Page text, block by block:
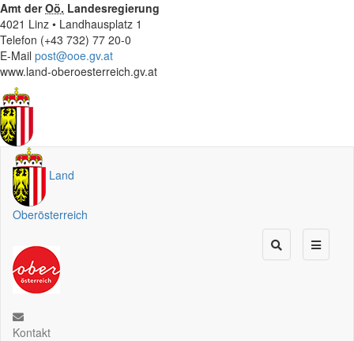
Amt derOö. Landesregierung
4021 Linz • Landhausplatz 1
Telefon (+43 732) 77 20-0
E-Mail post@ooe.gv.at
www.land-oberoesterreich.gv.at
Land
Oberösterreich
Kontakt